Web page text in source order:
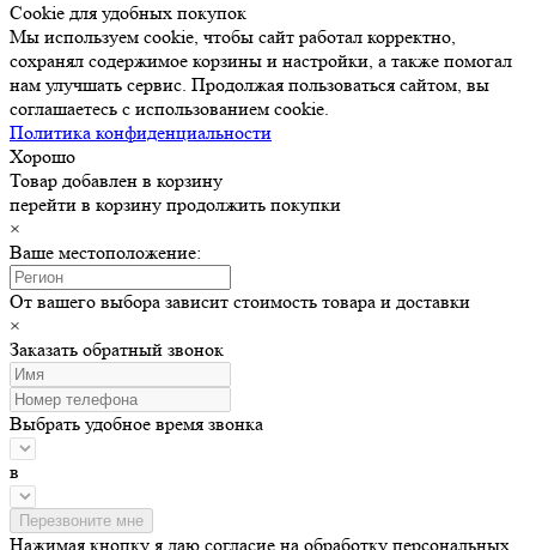
Cookie для удобных покупок
Мы используем cookie, чтобы сайт работал корректно,
сохранял содержимое корзины и настройки, а также помогал
нам улучшать сервис. Продолжая пользоваться сайтом, вы
соглашаетесь с использованием cookie.
Политика конфиденциальности
Хорошо
Товар добавлен в корзину
перейти в корзину продолжить покупки
×
Ваше местоположение:
От вашего выбора зависит стоимость товара и доставки
×
Заказать обратный звонок
Выбрать удобное время звонка
в
Нажимая кнопку я даю согласие на обработку персональных